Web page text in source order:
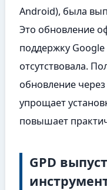
Android), была
Это обновление
поддержку
отсутствовала.
обновление
упрощает
повышает
GPD